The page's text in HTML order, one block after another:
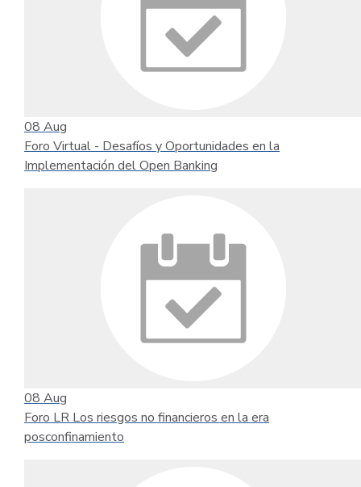
08 Aug
Foro Virtual - Desafíos y Oportunidades en la
Implementación del Open Banking
08 Aug
Foro LR Los riesgos no financieros en la era
posconfinamiento